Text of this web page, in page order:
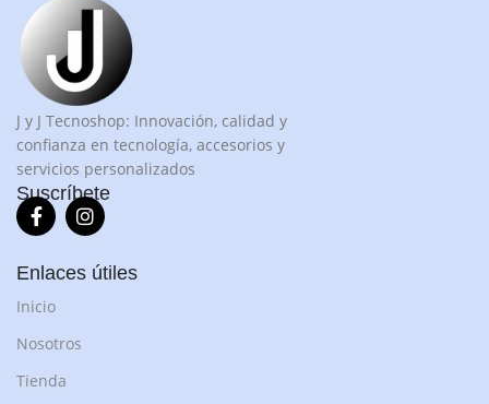
J y J Tecnoshop: Innovación, calidad y
confianza en tecnología, accesorios y
servicios personalizados
Suscríbete
Enlaces útiles
Inicio
Nosotros
Tienda